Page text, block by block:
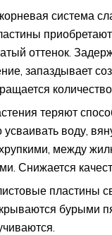
система
оттенок.
запаздывает
количество
теряют
воду,
между
Снижается
пластины
бурыми